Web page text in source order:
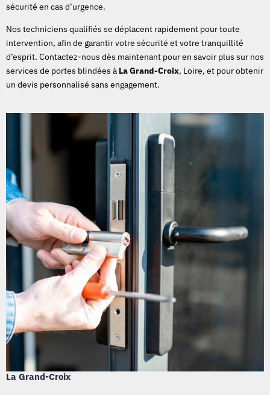
sécurité en cas d’urgence.
Nos techniciens qualifiés se déplacent rapidement pour toute
intervention, afin de garantir votre sécurité et votre tranquillité
d’esprit. Contactez-nous dès maintenant pour en savoir plus sur nos
services de portes blindées à La Grand-Croix, Loire, et pour obtenir
un devis personnalisé sans engagement.
La Grand-Croix